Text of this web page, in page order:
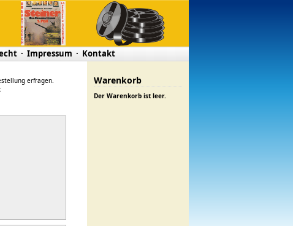
· Impressum · Kontakt
erfragen.
Warenkorb
Der Warenkorb ist leer.